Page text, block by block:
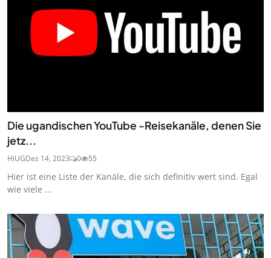
Die ugandischen YouTube -Reisekanäle, denen Sie
jetz...
HiUGDez 14, 2023 0 55
Hier ist eine Liste der Kanäle, die sich definitiv wert sind. Egal
wie viele ...